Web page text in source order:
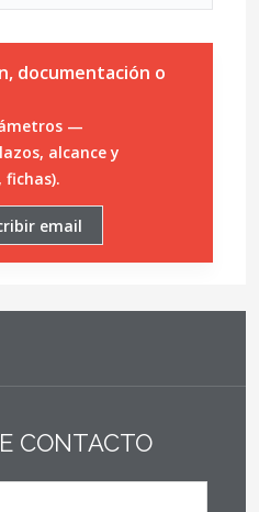
documentación o
—
alcance y
email
CONTACTO